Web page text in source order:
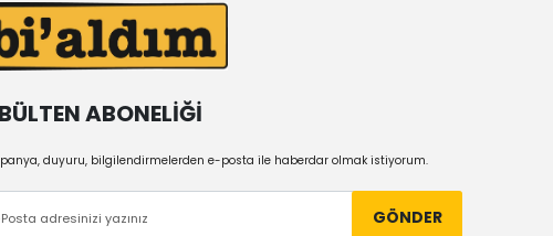
ABONELİĞİ
duyuru, bilgilendirmelerden e-posta ile haberdar olmak istiyorum.
GÖNDER